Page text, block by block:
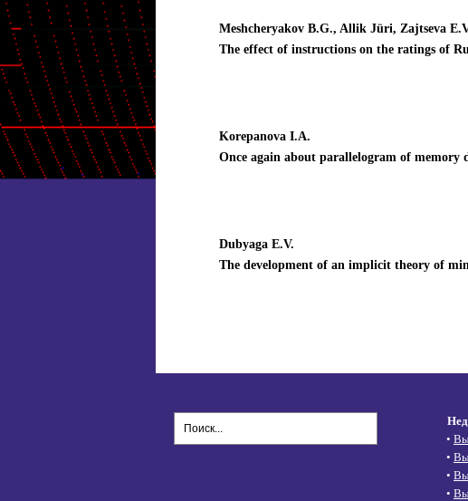
Meshcheryakov B.G., Allik Jüri, Zajtseva
The effect of instructions on the ratings of
Korepanova I.A.
Once again about parallelogram of memory
Dubyaga E.V.
The development of an implicit theory of
•
•
•
•